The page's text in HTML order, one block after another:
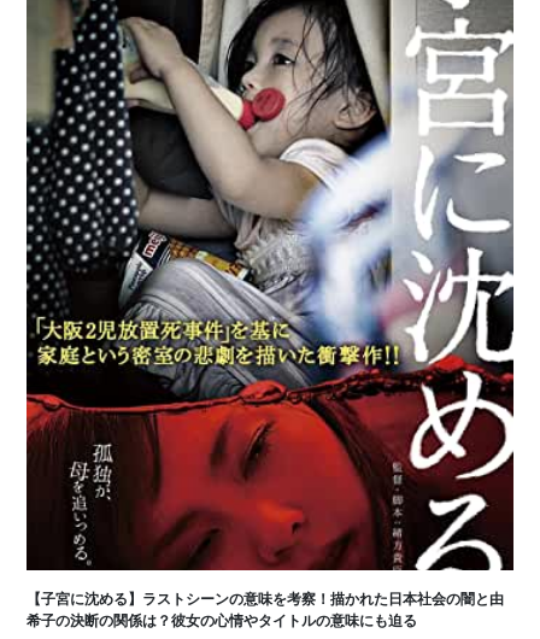
【子宮に沈める】ラストシーンの意味を考察！描かれた日本社会の闇と由
希子の決断の関係は？彼女の心情やタイトルの意味にも迫る